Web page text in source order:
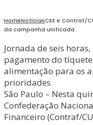
HomeNotíciasCEE e Contraf/
da campanha unificada
Jornada de seis
pagamento do
alimentação para os
prioridades
São Paulo – Nesta
Confederação
Financeiro (Contraf/